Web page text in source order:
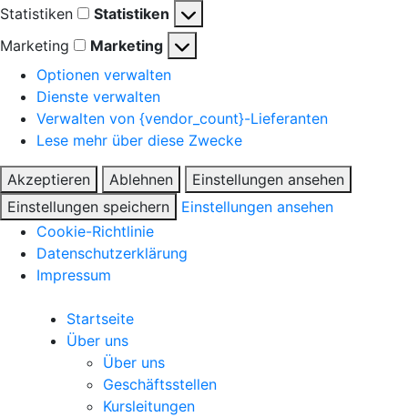
Statistiken
Statistiken
Marketing
Marketing
Optionen verwalten
Dienste verwalten
Verwalten von {vendor_count}-Lieferanten
Lese mehr über diese Zwecke
Akzeptieren Ablehnen
Einstellungen ansehen
Einstellungen speichern
Einstellungen ansehen
Cookie-Richtlinie
Datenschutzerklärung
Impressum
Startseite
Über uns
Über uns
Geschäftsstellen
Kursleitungen